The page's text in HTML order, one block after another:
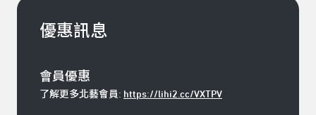
優惠訊息
會員優惠
了解更多北藝會員: https://lihi2.cc/VXTPV